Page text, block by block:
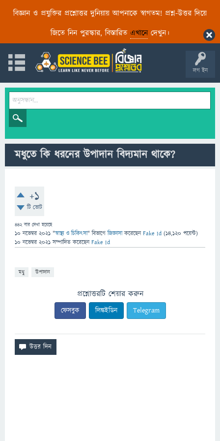
বিজ্ঞান ও প্রযুক্তির প্রশ্নোত্তর দুনিয়ায় আপনাকে স্বাগতম! প্রশ্ন-উত্তর দিয়ে
জিতে নিন পুরস্কার, বিস্তারিত এখানেদেখুন।
লগ ইন
মধুতে কি ধরনের উপাদান বিদ্যমান থাকে?
+1
টি ভোট
442বার দেখা হয়েছে
10 নভেম্বর 2021 "স্বাস্থ্য ও চিকিৎসা" বিভাগে জিজ্ঞাসাকরেছেনFake Id (14,120 পয়েন্ট)
10 নভেম্বর 2021 সম্পাদিত করেছেনFake Id
মধু উপাদান
প্রশ্নোত্তরটি শেয়ার করুন
ফেসবুক লিঙ্কইডিন Telegram